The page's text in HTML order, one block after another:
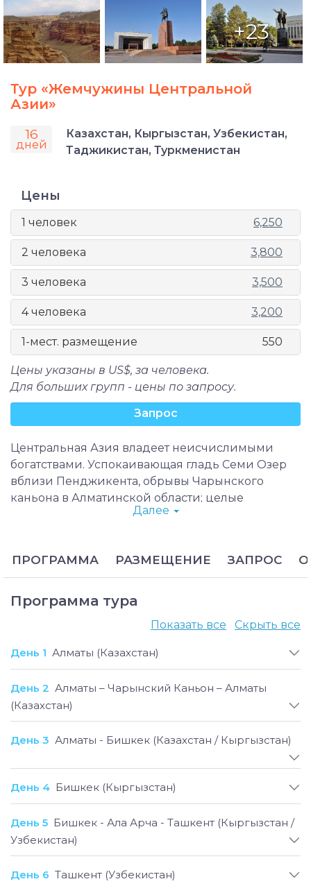
+23
Тур «Жемчужины Центральной
Азии»
16
дней
Казахстан, Кыргызстан, Узбекистан,
Таджикистан, Туркменистан
Цены
1 человек 6,250
2 человека 3,800
3 человека 3,500
4 человека 3,200
1-мест. размещение 550
Цены указаны в US$, за человека.
Для больших групп - цены по запросу.
Запрос
Центральная Азия владеет неисчислимыми
богатствами. Успокаивающая гладь Семи Озер
вблизи Пенджикента, обрывы Чарынского
каньона в Алматинской области; целые
кварталы, сохранившиеся со времен
как нельзя лучше демонстрируют уникальность
данного региона.
Тур «Жемчужины Центральной Азии» — это
путешествие по пяти странам Центральной Азии
- Казахстану, Кыргызстану, Узбекистану,
деревень, пустынными форпостами и
национальными парками, восхититесь
узнаете местные обычаи. Путешественникам,
впечатления и подлинные знания об одном из
самых интересных регионов мира, мы
Центральной Азии»!
Далее
ПРОГРАММА РАЗМЕЩЕНИЕ ЗАПРОС
Программа тура
Показать все Скрыть все
День 1 Алматы (Казахстан)
День 2 Алматы – Чарынский Каньон – Алматы
(Казахстан)
День 3 Алматы - Бишкек (Казахстан / Кыргызстан)
День 4 Бишкек (Кыргызстан)
День 5 Бишкек - Ала Арча - Ташкент (Кыргызстан /
Узбекистан)
День 6 Ташкент (Узбекистан)